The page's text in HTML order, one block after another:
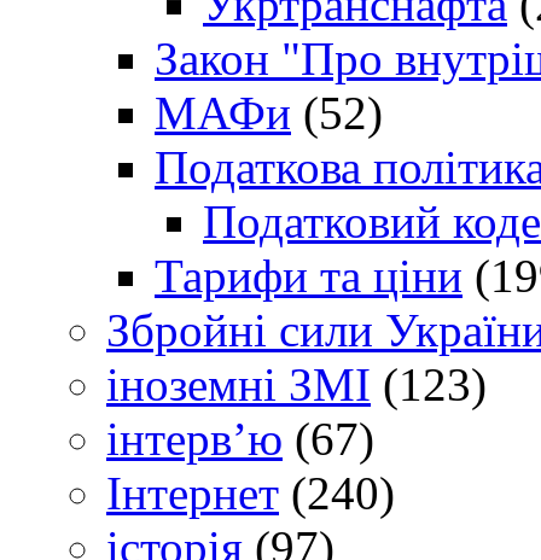
Закон "Про
МАФи (52)
Податкова
Податковий
Тарифи та ціни
Збройні сили
іноземні ЗМІ (123)
інтерв’ю (67)
Інтернет (240)
історія (97)